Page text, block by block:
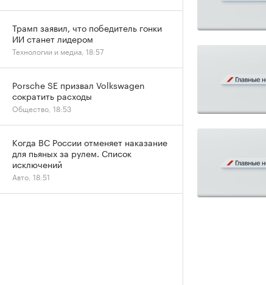
Трамп заявил, что победитель гонки
ИИ станет лидером
Технологии и медиа, 18:57
Porsche SE призвал Volkswagen
сократить расходы
Общество, 18:53
Когда ВС России отменяет наказание
для пьяных за рулем. Список
исключений
Авто, 18:51